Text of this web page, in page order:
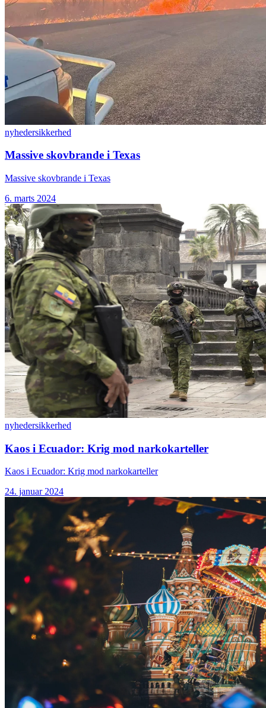
nyhedersikkerhed
Massive skovbrande i Texas
Massive skovbrande i Texas
6. marts 2024
nyhedersikkerhed
Kaos i Ecuador: Krig mod narkokarteller
Kaos i Ecuador: Krig mod narkokarteller
24. januar 2024